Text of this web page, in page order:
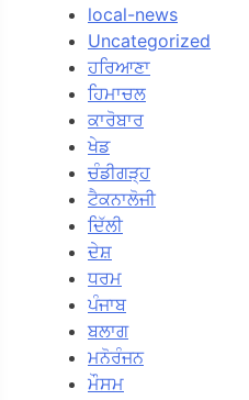
local-news
Uncategorized
ਹਰਿਆਣਾ
ਹਿਮਾਚਲ
ਕਾਰੋਬਾਰ
ਖੇਡ
ਚੰਡੀਗੜ੍ਹ
ਟੈਕਨਾਲੋਜੀ
ਦਿੱਲੀ
ਦੇਸ਼
ਧਰਮ
ਪੰਜਾਬ
ਬਲਾਗ
ਮਨੋਰੰਜਨ
ਮੌਸਮ